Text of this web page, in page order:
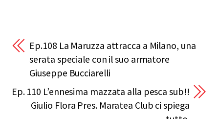
Ep.108 La Maruzza attracca a Milano, una
serata speciale con il suo armatore
Giuseppe Bucciarelli
Ep. 110 L’ennesima mazzata alla pesca sub!!
Giulio Flora Pres. Maratea Club ci spiega